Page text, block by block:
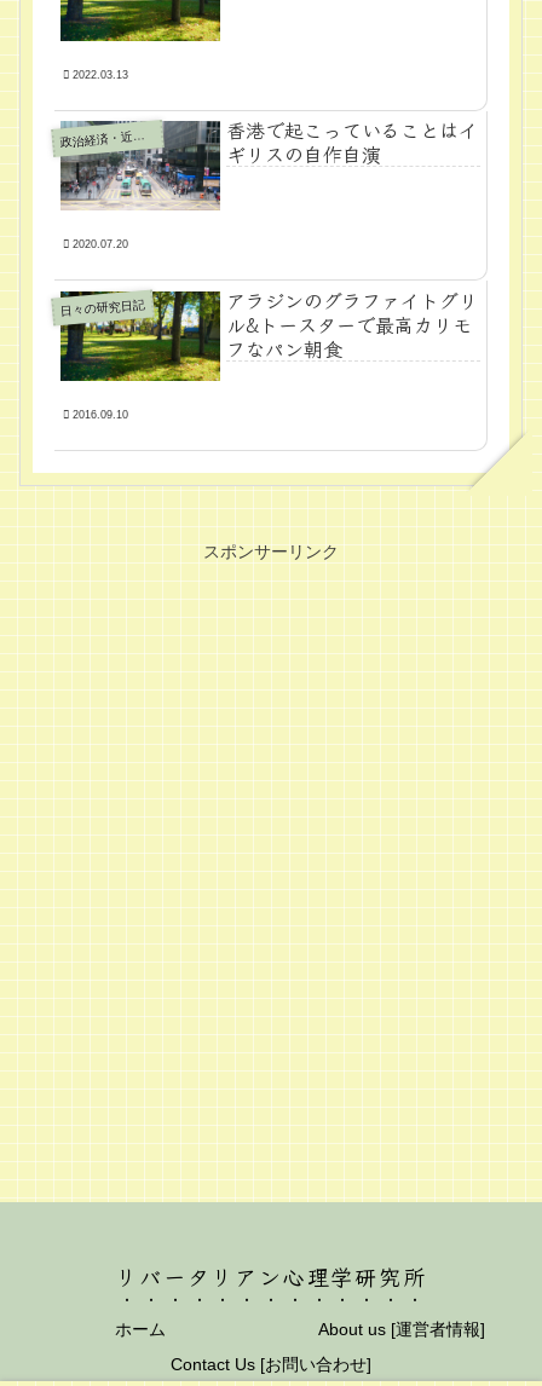
2022.03.13
政
治経済・近代学問
香港で起こっていることはイ
ギリスの自作自演
2020.07.20
日々の研究日記
アラジンのグラファイトグリ
ル&トースターで最高カリモ
フなパン朝食
2016.09.10
スポンサーリンク
リバータリアン心理学研究所
ホーム
About us [運営者情報]
Contact Us [お問い合わせ]